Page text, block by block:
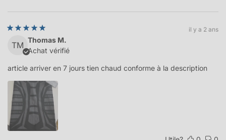
il y a 2 ans
TM
Thomas M.
Achat vérifié
article arriver en 7 jours tien chaud conforme à la description